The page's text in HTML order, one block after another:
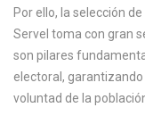
Por ello, la selección
Servel toma con gran
son pilares
electoral,
voluntad de la